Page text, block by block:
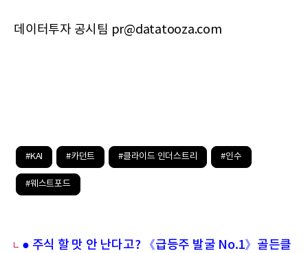
데이터투자 공시팀 pr@datatooza.com
#KAI #카던트 #클라이드 인더스트리 #인수
#웨스트포드
● 주식 할 맛 안 난다고? 《급등주 발굴 No.1》골든클